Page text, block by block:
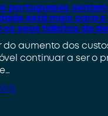
portugueses
está mais cara e
os seus hábitos de
do aumento dos
continuar a ser o